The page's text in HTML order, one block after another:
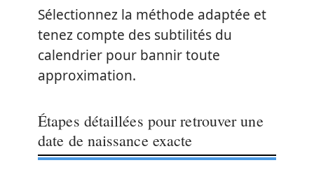
Sélectionnez la méthode adaptée et
tenez compte des subtilités du
calendrier pour bannir toute
approximation.
Étapes détaillées pour retrouver une
date de naissance exacte